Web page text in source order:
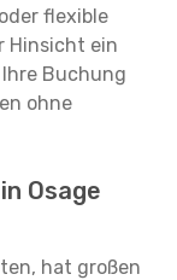
flexible
Hinsicht ein
Buchung
ohne
Osage
hat großen